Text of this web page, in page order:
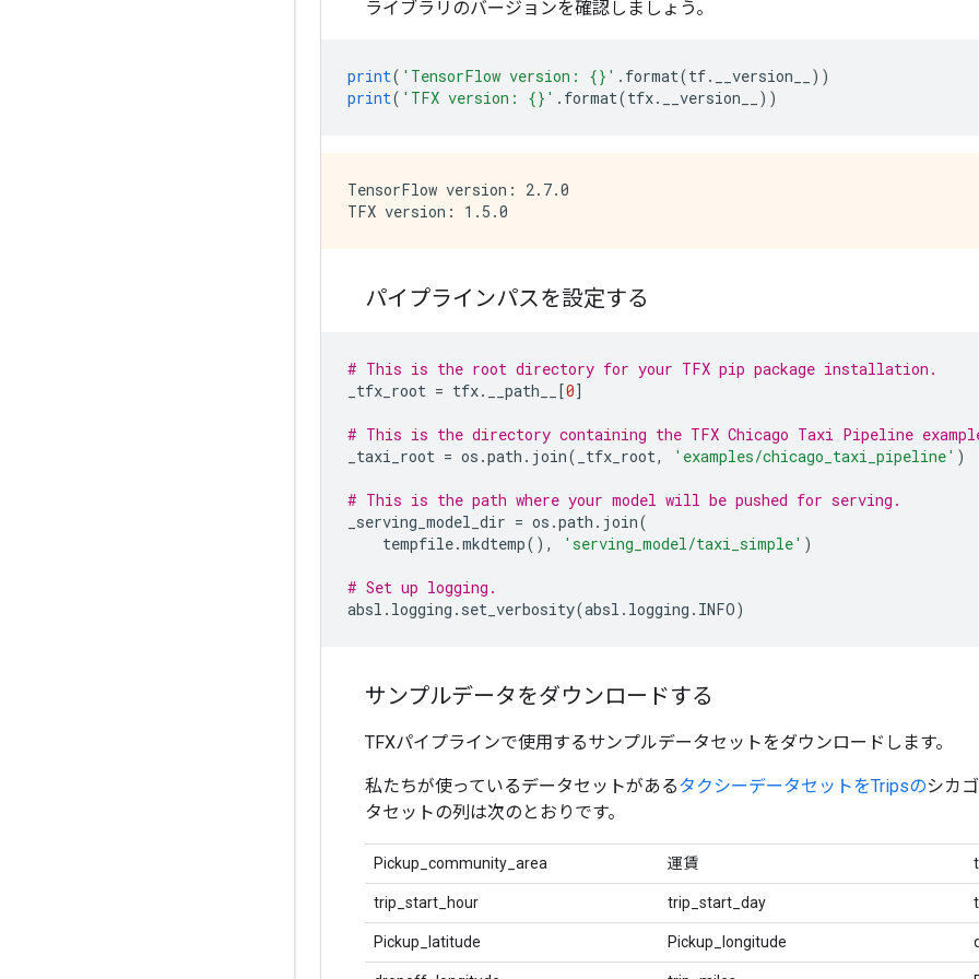
ライブラリのバージョンを確認しましょう。
print( 'TensorFlow version: {}' . format(tf. __version__
))
print( 'TFX version: {}' . format(tfx. __version__ ))
TensorFlow version: 2.7.0
パイプラインパスを設定する
# This is the root directory for your TFX pip package installation.
_tfx_root = tfx. __path__ [0]
# This is the directory containing the TFX Chicago Taxi Pipeline
_taxi_root = os .path . join( _tfx_root, 'examples/chicago_taxi_pipeline' )
# This is the path where your model will be pushed for serving.
_serving_model_dir = os .path . join(
tempfile.mkdtemp(), 'serving_model/taxi_simple' )
# Set up logging.
absl . logging . set_verbosity(absl . logging . INFO)
サンプルデータをダウンロードする
TFXパイプラインで使用するサンプルデータセットをダウンロードします。
私たちが使っているデータセットがあるタクシーデータセットをTripsのシカ
タセットの列は次のとおりです。
Pickup_community_area 運賃
trip_start_hour trip_start_day
Pickup_latitude Pickup_longitude